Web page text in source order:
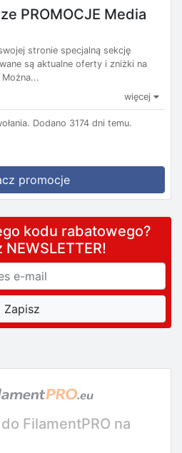
PROMOCJE Media
stronie specjalną sekcję
są aktualne oferty i zniżki na
więcej
Dodano 3174 dni temu.
promocje
kodu rabatowego?
FilamentPRO na